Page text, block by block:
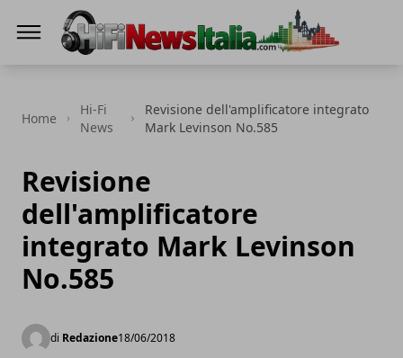
Home
Hi-Fi
News
Revisione dell'amplificatore integrato
Mark Levinson No.585
Revisione
dell'amplificatore
integrato Mark Levinson
No.585
di Redazione18/06/2018